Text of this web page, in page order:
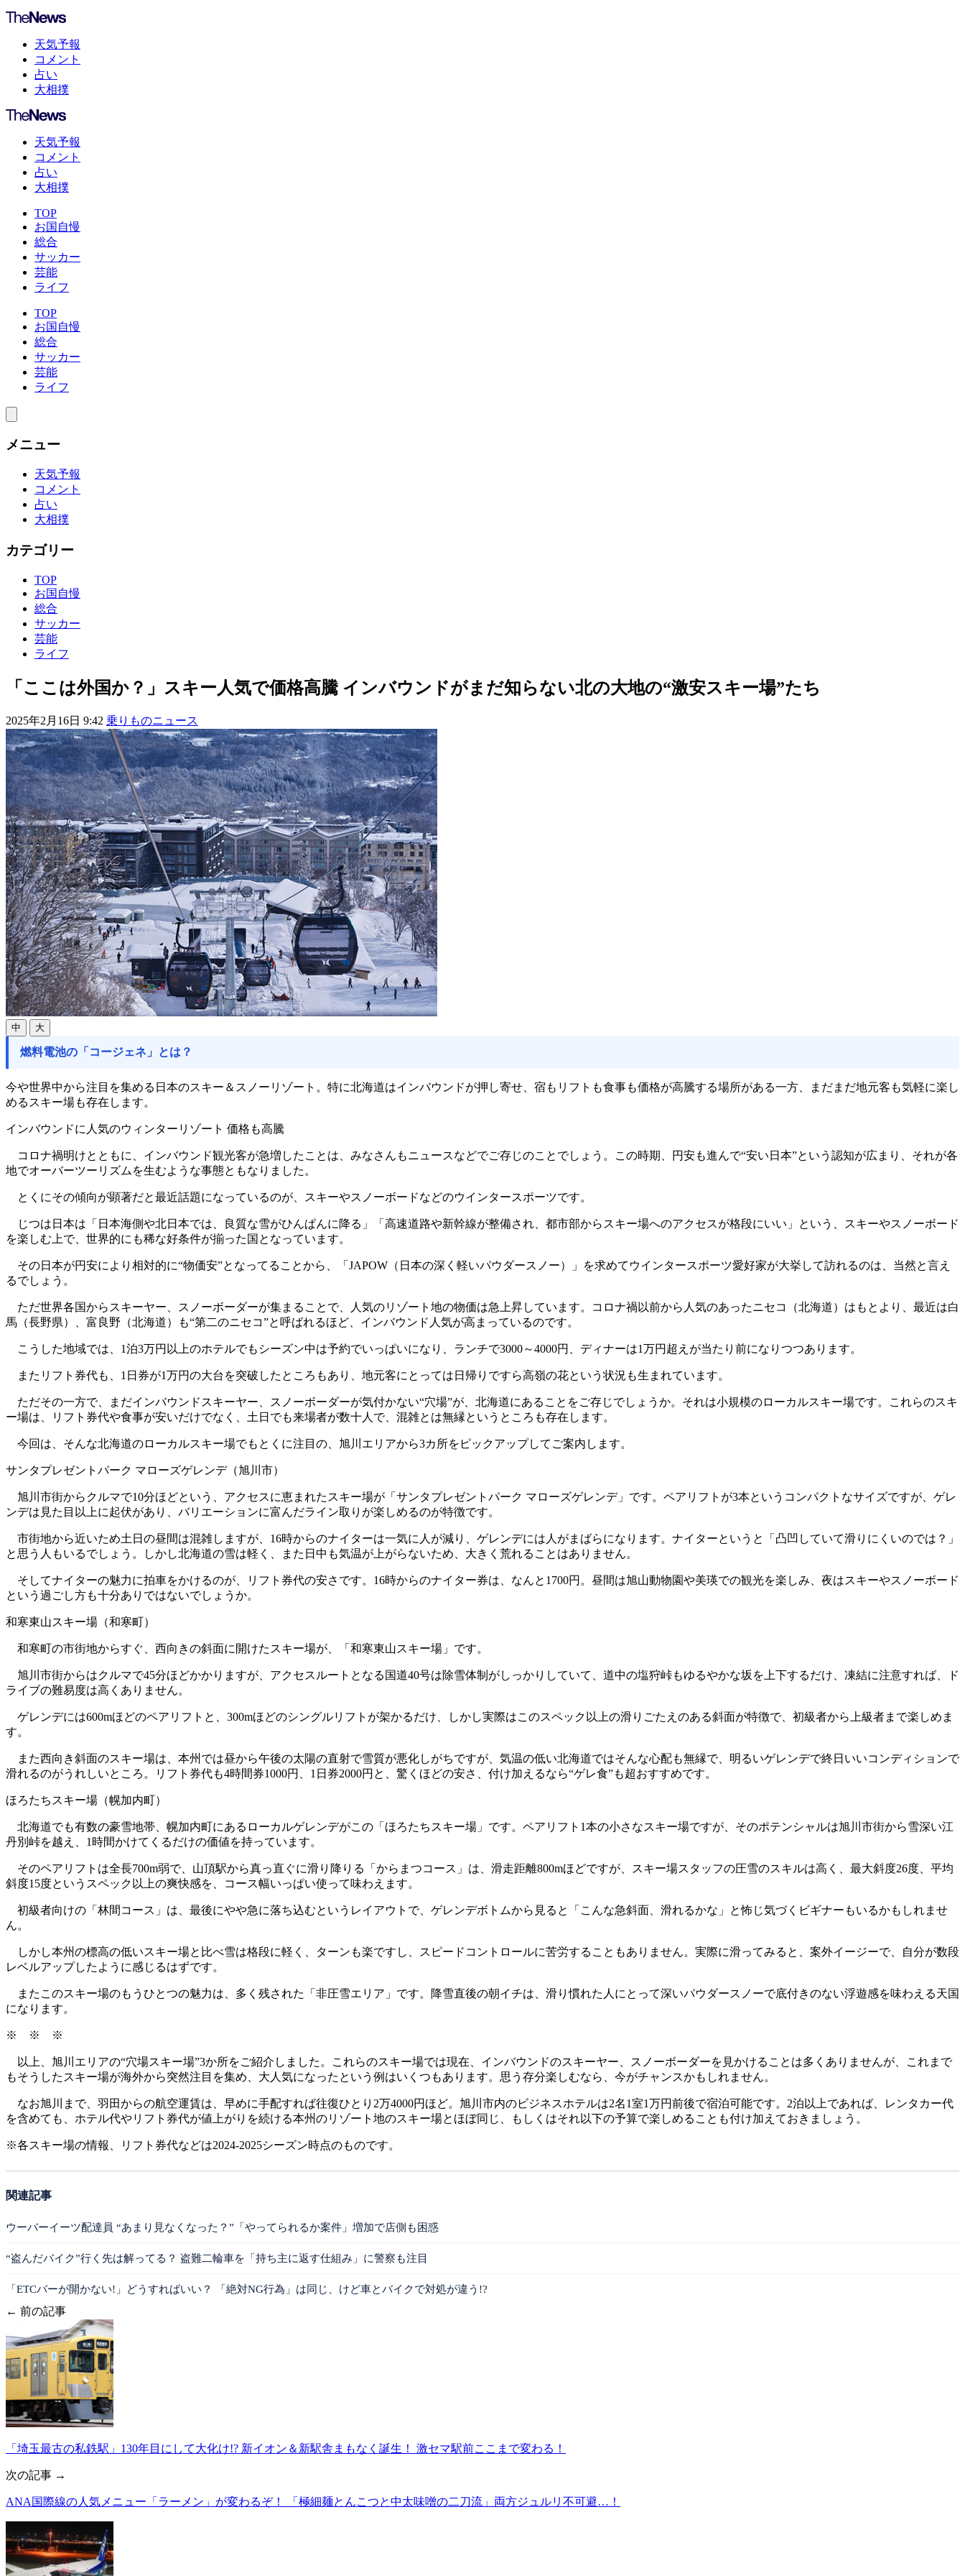
天気予報
コメント
占い
大相撲
天気予報
コメント
占い
大相撲
TOP
お国自慢
総合
サッカー
芸能
ライフ
TOP
お国自慢
総合
サッカー
芸能
ライフ
メニュー
天気予報
コメント
占い
大相撲
カテゴリー
TOP
お国自慢
総合
サッカー
芸能
ライフ
「ここは外国か？」スキー人気で価格高騰 インバウンドがまだ知らない北の大地の“激安スキー場”たち
2025年2月16日 9:42 乗りものニュース
中 大
燃料電池の「コージェネ」とは？
今や世界中から注目を集める日本のスキー＆スノーリゾート。特に北海道はインバウンドが押し寄せ、宿もリフトも食事も価格が高騰する場所がある一方、まだまだ地元客も気軽に楽し
めるスキー場も存在します。
インバウンドに人気のウィンターリゾート 価格も高騰
コロナ禍明けとともに、インバウンド観光客が急増したことは、みなさんもニュースなどでご存じのことでしょう。この時期、円安も進んで“安い日本”という認知が広まり、それが各
地でオーバーツーリズムを生むような事態ともなりました。
とくにその傾向が顕著だと最近話題になっているのが、スキーやスノーボードなどのウインタースポーツです。
じつは日本は「日本海側や北日本では、良質な雪がひんぱんに降る」「高速道路や新幹線が整備され、都市部からスキー場へのアクセスが格段にいい」という、スキーやスノーボード
を楽しむ上で、世界的にも稀な好条件が揃った国となっています。
その日本が円安により相対的に“物価安”となってることから、「JAPOW（日本の深く軽いパウダースノー）」を求めてウインタースポーツ愛好家が大挙して訪れるのは、当然と言え
るでしょう。
ただ世界各国からスキーヤー、スノーボーダーが集まることで、人気のリゾート地の物価は急上昇しています。コロナ禍以前から人気のあったニセコ（北海道）はもとより、最近は白
馬（長野県）、富良野（北海道）も“第二のニセコ”と呼ばれるほど、インバウンド人気が高まっているのです。
こうした地域では、1泊3万円以上のホテルでもシーズン中は予約でいっぱいになり、ランチで3000～4000円、ディナーは1万円超えが当たり前になりつつあります。
またリフト券代も、1日券が1万円の大台を突破したところもあり、地元客にとっては日帰りですら高嶺の花という状況も生まれています。
ただその一方で、まだインバウンドスキーヤー、スノーボーダーが気付かない“穴場”が、北海道にあることをご存じでしょうか。それは小規模のローカルスキー場です。これらのスキ
ー場は、リフト券代や食事が安いだけでなく、土日でも来場者が数十人で、混雑とは無縁というところも存在します。
今回は、そんな北海道のローカルスキー場でもとくに注目の、旭川エリアから3カ所をピックアップしてご案内します。
サンタプレゼントパーク マローズゲレンデ（旭川市）
旭川市街からクルマで10分ほどという、アクセスに恵まれたスキー場が「サンタプレゼントパーク マローズゲレンデ」です。ペアリフトが3本というコンパクトなサイズですが、ゲレ
ンデは見た目以上に起伏があり、バリエーションに富んだライン取りが楽しめるのが特徴です。
市街地から近いため土日の昼間は混雑しますが、16時からのナイターは一気に人が減り、ゲレンデには人がまばらになります。ナイターというと「凸凹していて滑りにくいのでは？」
と思う人もいるでしょう。しかし北海道の雪は軽く、また日中も気温が上がらないため、大きく荒れることはありません。
そしてナイターの魅力に拍車をかけるのが、リフト券代の安さです。16時からのナイター券は、なんと1700円。昼間は旭山動物園や美瑛での観光を楽しみ、夜はスキーやスノーボード
という過ごし方も十分ありではないでしょうか。
和寒東山スキー場（和寒町）
和寒町の市街地からすぐ、西向きの斜面に開けたスキー場が、「和寒東山スキー場」です。
旭川市街からはクルマで45分ほどかかりますが、アクセスルートとなる国道40号は除雪体制がしっかりしていて、道中の塩狩峠もゆるやかな坂を上下するだけ、凍結に注意すれば、ド
ライブの難易度は高くありません。
ゲレンデには600mほどのペアリフトと、300mほどのシングルリフトが架かるだけ、しかし実際はこのスペック以上の滑りごたえのある斜面が特徴で、初級者から上級者まで楽しめま
す。
また西向き斜面のスキー場は、本州では昼から午後の太陽の直射で雪質が悪化しがちですが、気温の低い北海道ではそんな心配も無縁で、明るいゲレンデで終日いいコンディションで
滑れるのがうれしいところ。リフト券代も4時間券1000円、1日券2000円と、驚くほどの安さ、付け加えるなら“ゲレ食”も超おすすめです。
ほろたちスキー場（幌加内町）
北海道でも有数の豪雪地帯、幌加内町にあるローカルゲレンデがこの「ほろたちスキー場」です。ペアリフト1本の小さなスキー場ですが、そのポテンシャルは旭川市街から雪深い江
丹別峠を越え、1時間かけてくるだけの価値を持っています。
そのペアリフトは全長700m弱で、山頂駅から真っ直ぐに滑り降りる「からまつコース」は、滑走距離800mほどですが、スキー場スタッフの圧雪のスキルは高く、最大斜度26度、平均
斜度15度というスペック以上の爽快感を、コース幅いっぱい使って味わえます。
初級者向けの「林間コース」は、最後にやや急に落ち込むというレイアウトで、ゲレンデボトムから見ると「こんな急斜面、滑れるかな」と怖じ気づくビギナーもいるかもしれませ
ん。
しかし本州の標高の低いスキー場と比べ雪は格段に軽く、ターンも楽ですし、スピードコントロールに苦労することもありません。実際に滑ってみると、案外イージーで、自分が数段
レベルアップしたように感じるはずです。
またこのスキー場のもうひとつの魅力は、多く残された「非圧雪エリア」です。降雪直後の朝イチは、滑り慣れた人にとって深いパウダースノーで底付きのない浮遊感を味わえる天国
になります。
※ ※ ※
以上、旭川エリアの“穴場スキー場”3か所をご紹介しました。これらのスキー場では現在、インバウンドのスキーヤー、スノーボーダーを見かけることは多くありませんが、これまで
もそうしたスキー場が海外から突然注目を集め、大人気になったという例はいくつもあります。思う存分楽しむなら、今がチャンスかもしれません。
なお旭川まで、羽田からの航空運賃は、早めに手配すれば往復ひとり2万4000円ほど。旭川市内のビジネスホテルは2名1室1万円前後で宿泊可能です。2泊以上であれば、レンタカー代
を含めても、ホテル代やリフト券代が値上がりを続ける本州のリゾート地のスキー場とほぼ同じ、もしくはそれ以下の予算で楽しめることも付け加えておきましょう。
※各スキー場の情報、リフト券代などは2024-2025シーズン時点のものです。
関連記事
ウーバーイーツ配達員 “あまり見なくなった？”「やってられるか案件」増加で店側も困惑
“盗んだバイク”行く先は解ってる？ 盗難二輪車を「持ち主に返す仕組み」に警察も注目
「ETCバーが開かない!」どうすればいい？ 「絶対NG行為」は同じ、けど車とバイクで対処が違う!?
← 前の記事
「埼玉最古の私鉄駅」130年目にして大化け!? 新イオン＆新駅舎まもなく誕生！ 激セマ駅前ここまで変わる！
次の記事 →
ANA国際線の人気メニュー「ラーメン」が変わるぞ！ 「極細麺とんこつと中太味噌の二刀流」両方ジュルリ不可避…！